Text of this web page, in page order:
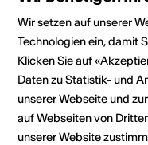
Veranstalter
Wir setzen auf unserer
Technologien ein, damit
Klicken Sie auf
Daten zu Statistik- und
unserer Webseite und
auf Webseiten von
unserer Website